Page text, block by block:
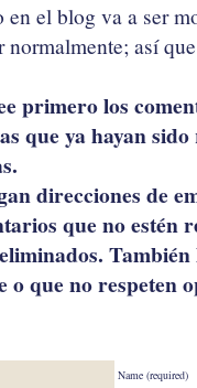
el blog va a ser
así
primero los
que ya hayan
direcciones de
que no estén
que no respeten
Name (required)